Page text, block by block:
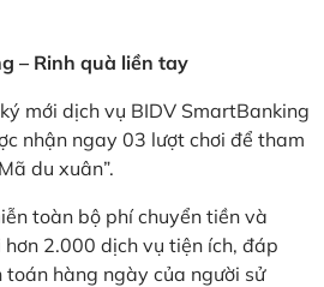
– Rinh quà liền tay
mới dịch vụ BIDV SmartBanking
nhận ngay 03 lượt chơi để tham
du xuân”.
toàn bộ phí chuyển tiền và
2.000 dịch vụ tiện ích, đáp
toán hàng ngày của người sử